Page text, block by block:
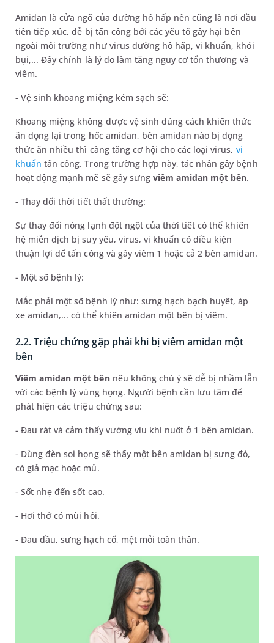
Amidan là cửa ngõ của đường hô hấp nên cũng là nơi đầu
tiên tiếp xúc, dễ bị tấn công bởi các yếu tố gây hại bên
ngoài môi trường như virus đường hô hấp, vi khuẩn, khói
bụi,... Đây chính là lý do làm tăng nguy cơ tổn thương và
viêm.
- Vệ sinh khoang miệng kém sạch sẽ:
Khoang miệng không được vệ sinh đúng cách khiến thức
ăn đọng lại trong hốc amidan, bên amidan nào bị đọng
thức ăn nhiều thì càng tăng cơ hội cho các loại virus, vi
khuẩn tấn công. Trong trường hợp này, tác nhân gây bệnh
hoạt động mạnh mẽ sẽ gây sưng viêm amidan một bên.
- Thay đổi thời tiết thất thường:
Sự thay đổi nóng lạnh đột ngột của thời tiết có thể khiến
hệ miễn dịch bị suy yếu, virus, vi khuẩn có điều kiện
thuận lợi để tấn công và gây viêm 1 hoặc cả 2 bên amidan.
- Một số bệnh lý:
Mắc phải một số bệnh lý như: sưng hạch bạch huyết, áp
xe amidan,... có thể khiến amidan một bên bị viêm.
2.2. Triệu chứng gặp phải khi bị viêm amidan một
bên
Viêm amidan một bên nếu không chú ý sẽ dễ bị nhầm lẫn
với các bệnh lý vùng họng. Người bệnh cần lưu tâm để
phát hiện các triệu chứng sau:
- Đau rát và cảm thấy vướng víu khi nuốt ở 1 bên amidan.
- Dùng đèn soi họng sẽ thấy một bên amidan bị sưng đỏ,
có giả mạc hoặc mủ.
- Sốt nhẹ đến sốt cao.
- Hơi thở có mùi hôi.
- Đau đầu, sưng hạch cổ, mệt mỏi toàn thân.